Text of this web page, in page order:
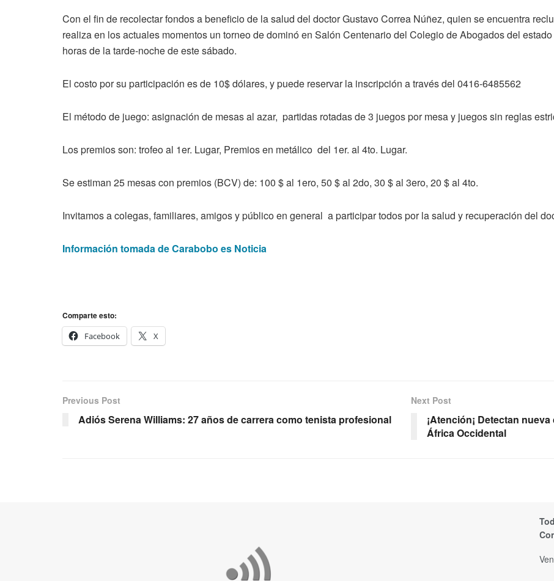
Con el fin de recolectar fondos a beneficio de la salud del doctor Gustavo Correa Núñez, quien se encuentra
realiza en los actuales momentos un torneo de dominó en Salón Centenario del Colegio de Abogados del
horas de la tarde-noche de este sábado.
El costo por su participación es de 10$ dólares, y puede reservar la inscripción a través del 0416-6485562
El método de juego: asignación de mesas al azar, partidas rotadas de 3 juegos por mesa y juegos sin reglas
Los premios son: trofeo al 1er. Lugar, Premios en metálico del 1er. al 4to. Lugar.
Se estiman 25 mesas con premios (BCV) de: 100 $ al 1ero, 50 $ al 2do, 30 $ al 3ero, 20 $ al 4to.
Invitamos a colegas, familiares, amigos y público en general a participar todos por la salud y recuperación del
Información tomada de Carabobo es Noticia
Comparte esto:
Facebook
X
Previous Post
Adiós Serena Williams: 27 años de carrera como tenista profesional
Next Post
¡Atención¡ Detectan
África Occidental